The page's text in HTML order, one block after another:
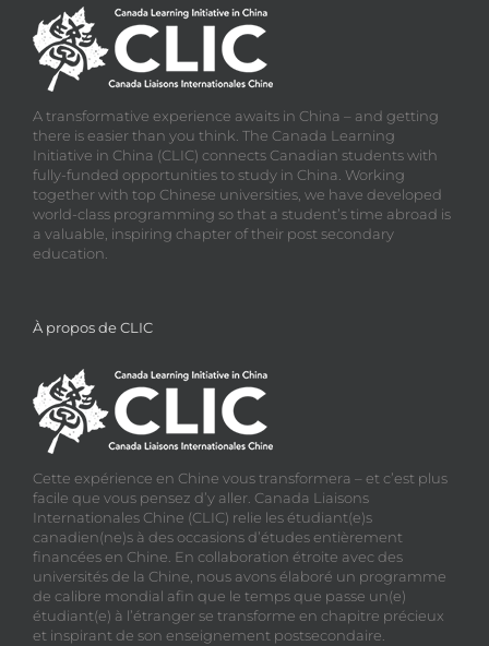
A transformative experience awaits in China – and getting
there is easier than you think. The Canada Learning
Initiative in China (CLIC) connects Canadian students with
fully-funded opportunities to study in China. Working
together with top Chinese universities, we have developed
world-class programming so that a student’s time abroad is
a valuable, inspiring chapter of their post secondary
education.
À propos de CLIC
Cette expérience en Chine vous transformera – et c’est plus
facile que vous pensez d’y aller. Canada Liaisons
Internationales Chine (CLIC) relie les étudiant(e)s
canadien(ne)s à des occasions d’études entièrement
financées en Chine. En collaboration étroite avec des
universités de la Chine, nous avons élaboré un programme
de calibre mondial afin que le temps que passe un(e)
étudiant(e) à l’étranger se transforme en chapitre précieux
et inspirant de son enseignement postsecondaire.